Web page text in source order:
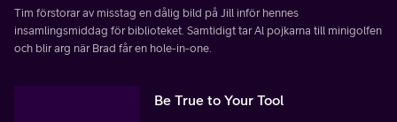
Tim förstorar av misstag en dålig bild på Jill inför hennes
insamlingsmiddag för biblioteket. Samtidigt tar Al pojkarna till minigolfen
och blir arg när Brad får en hole-in-one.
Be True to Your Tool